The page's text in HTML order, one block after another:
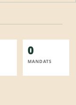
0
MANDATS